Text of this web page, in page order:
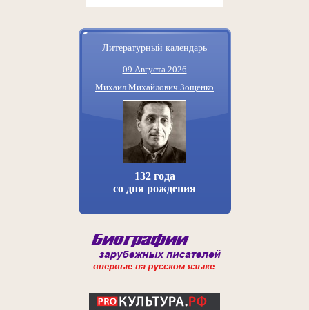
Литературный календарь
09 Августа 2026
Михаил Михайлович Зощенко
132 года
со дня рождения